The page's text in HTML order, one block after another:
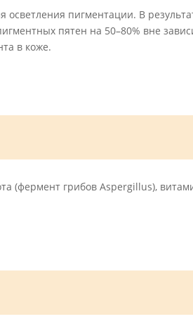
пигментации. В
пятен на 50–80% вне
в коже.
(фермент грибов Aspergillus),